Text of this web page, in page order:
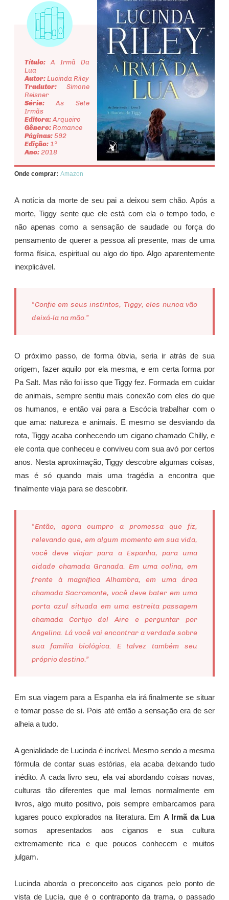
Título:A Irmã Da
Lua
Autor:Lucinda Riley
Tradutor:Simone
Reisner
Série:As Sete
Irmãs
Editora:Arqueiro
Gênero:Romance
Páginas:592
Edição:1ª
Ano:2018
Onde comprar: Amazon
A notícia da morte de seu pai a deixou sem chão. Após a
morte, Tiggy sente que ele está com ela o tempo todo, e
não apenas como a sensação de saudade ou força do
pensamento de querer a pessoa ali presente, mas de uma
forma física, espiritual ou algo do tipo. Algo aparentemente
inexplicável.
“Confie em seus instintos, Tiggy, eles nunca vão
deixá-la na mão.”
O próximo passo, de forma óbvia, seria ir atrás de sua
origem, fazer aquilo por ela mesma, e em certa forma por
Pa Salt. Mas não foi isso que Tiggy fez. Formada em cuidar
de animais, sempre sentiu mais conexão com eles do que
os humanos, e então vai para a Escócia trabalhar com o
que ama: natureza e animais. E mesmo se desviando da
rota, Tiggy acaba conhecendo um cigano chamado Chilly, e
ele conta que conheceu e conviveu com sua avó por certos
anos. Nesta aproximação, Tiggy descobre algumas coisas,
mas é só quando mais uma tragédia a encontra que
finalmente viaja para se descobrir.
“Então, agora cumpro a promessa que fiz,
relevando que, em algum momento em sua vida,
você deve viajar para a Espanha, para uma
cidade chamada Granada. Em uma colina, em
frente à magnífica Alhambra, em uma área
chamada Sacromonte, você deve bater em uma
porta azul situada em uma estreita passagem
chamada Cortijo del Aire e perguntar por
Angelina. Lá você vai encontrar a verdade sobre
sua família biológica. E talvez também seu
próprio destino.”
Em sua viagem para a Espanha ela irá finalmente se situar
e tomar posse de si. Pois até então a sensação era de ser
alheia a tudo.
A genialidade de Lucinda é incrível. Mesmo sendo a mesma
fórmula de contar suas estórias, ela acaba deixando tudo
inédito. A cada livro seu, ela vai abordando coisas novas,
culturas tão diferentes que mal lemos normalmente em
livros, algo muito positivo, pois sempre embarcamos para
lugares pouco explorados na literatura. Em A Irmã da Lua
somos apresentados aos ciganos e sua cultura
extremamente rica e que poucos conhecem e muitos
julgam.
Lucinda aborda o preconceito aos ciganos pelo ponto de
vista de Lucía, que é o contraponto da trama, o passado